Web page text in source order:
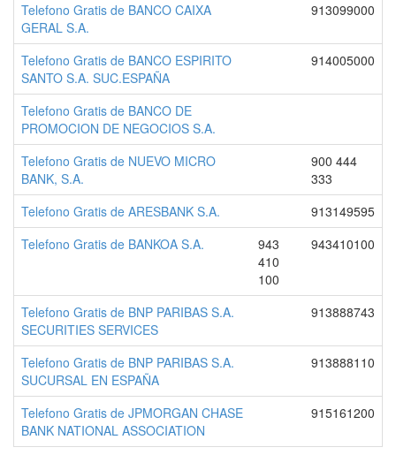
Telefono Gratis de BANCO CAIXA
GERAL S.A.
913099000
Telefono Gratis de BANCO ESPIRITO
SANTO S.A. SUC.ESPAÑA
914005000
Telefono Gratis de BANCO DE
PROMOCION DE NEGOCIOS S.A.
Telefono Gratis de NUEVO MICRO
BANK, S.A.
900 444
333
Telefono Gratis de ARESBANK S.A.
913149595
Telefono Gratis de BANKOA S.A.
943
410
100
943410100
Telefono Gratis de BNP PARIBAS S.A.
SECURITIES SERVICES
913888743
Telefono Gratis de BNP PARIBAS S.A.
SUCURSAL EN ESPAÑA
913888110
Telefono Gratis de JPMORGAN CHASE
BANK NATIONAL ASSOCIATION
915161200